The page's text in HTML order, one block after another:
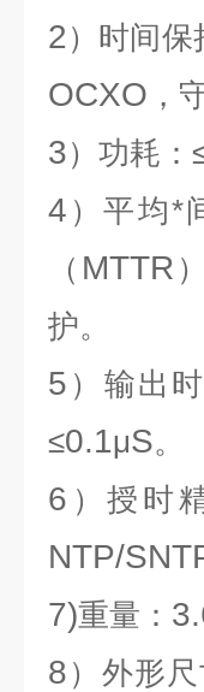
2）时间
OCXO ，
3）功耗：
4 ）平均*
（ MTTR
护。
5 ）输出
≤0.1μS。
6 ）授时
NTP/
7)重量：
8 ）外形